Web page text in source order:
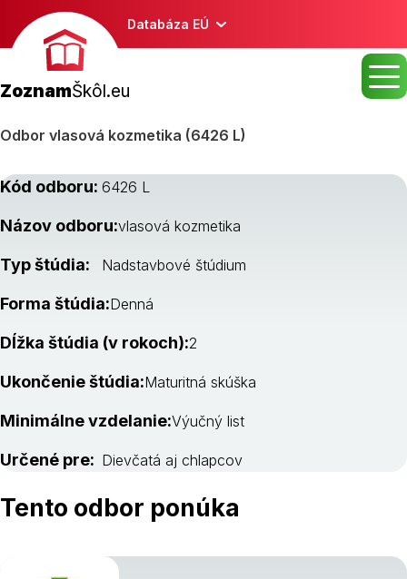
Databáza EÚ
ZoznamŠkôl.eu
Odbor vlasová kozmetika (6426 L)
Kód odboru: 6426 L
Názov odboru:vlasová kozmetika
Typ štúdia: Nadstavbové štúdium
Forma štúdia:Denná
Dĺžka štúdia (v rokoch):2
Ukončenie štúdia:Maturitná skúška
Minimálne vzdelanie:Výučný list
Určené pre: Dievčatá aj chlapcov
Tento odbor ponúka